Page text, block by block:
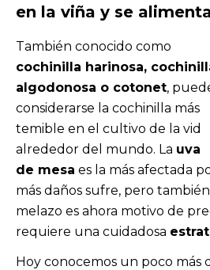
en la viña y se
También conocido como
cochinilla harinosa,
algodonosa o cotonet,
considerarse la cochinilla más
temible en el cultivo de la vid
alrededor del mundo. La uva
de mesa es la más afectada
más daños sufre, pero
melazo es ahora motivo de
requiere una cuidadosa
Hoy conocemos un poco más